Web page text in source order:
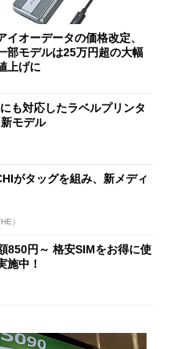
イオーデータの価格改定、
部モデルは25万円超の大幅
上げに
も対応したラベルプリンタ
新モデル
がタッグを組み、新メディ
）
850円～ 格安SIMをお得に使
施中！